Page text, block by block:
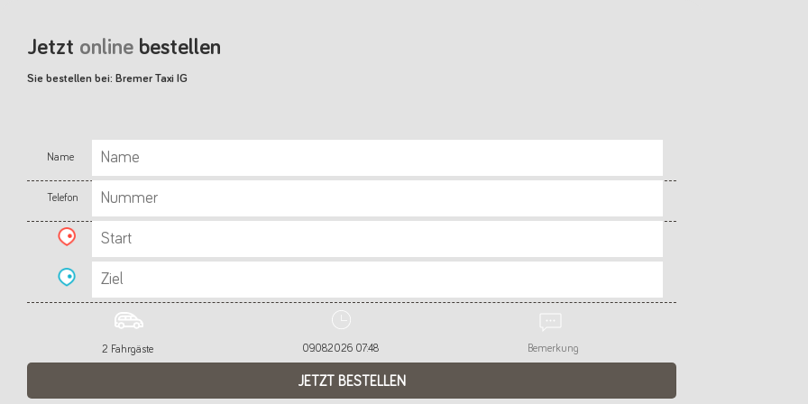
Jetzt online bestellen
Sie bestellen bei: Bremer Taxi IG
Name
Telefon